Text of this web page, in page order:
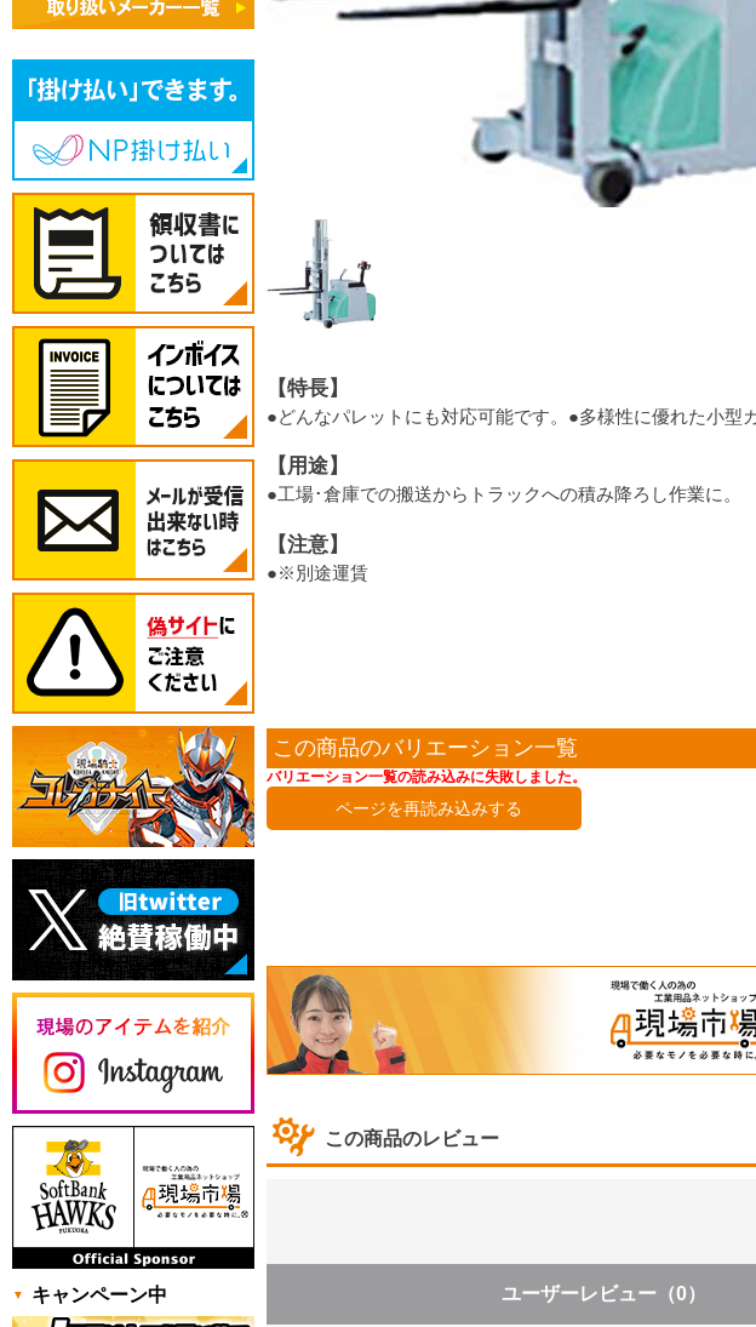
【特長】
●どんなパレットにも対応可能です。●多様性に優れた小型
【用途】
●工場･倉庫での搬送からトラックへの積み降ろし作業に。
【注意】
●※別途運賃
この商品のバリエーション一覧
バリエーション一覧の読み込みに失敗しました。
ページを再読み込みする
この商品のレビュー
ユーザーレビュー （0）
キャンペーン中